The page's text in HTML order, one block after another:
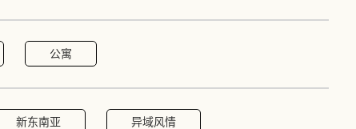
公寓
新东南亚 异域风情